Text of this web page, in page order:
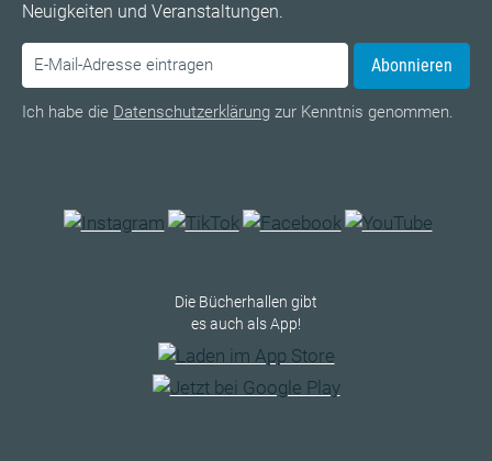
Neuigkeiten und Veranstaltungen.
Abonnieren
Ich habe die Datenschutzerklärung zur Kenntnis genommen.
Die Bücherhallen gibt
es auch als App!